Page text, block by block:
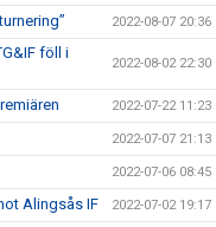
2022-08-07 20:36
föll i
2022-08-02 22:30
2022-07-22 11:23
2022-07-07 21:13
2022-07-06 08:45
Alingsås IF 2022-07-02 19:17